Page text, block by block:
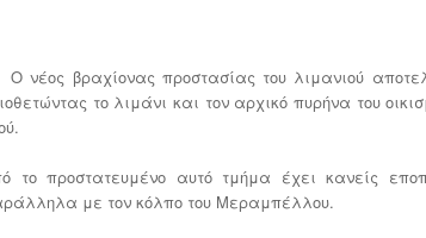
νέος βραχίονας προστασίας του λιμανιού
το λιμάνι και τον αρχικό πυρήνα του
το προστατευμένο αυτό τμήμα έχει κανείς
με τον κόλπο του Μεραμπέλλου.